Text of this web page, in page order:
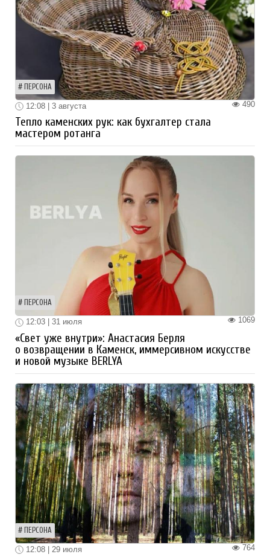
ПЕРСОНА
490
12:08 | 3 августа
Тепло каменских рук: как бухгалтер стала
мастером ротанга
ПЕРСОНА
1069
12:03 | 31 июля
«Свет уже внутри»: Анастасия Берля
о возвращении в Каменск, иммерсивном искусстве
и новой музыке BERLYA
ПЕРСОНА
764
12:08 | 29 июля